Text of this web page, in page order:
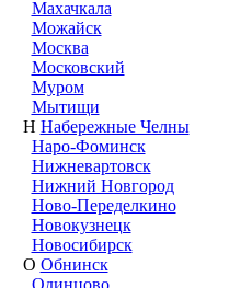
Махачкала
Можайск
Москва
Московский
Муром
Мытищи
Н Набережные Челны
Наро-Фоминск
Нижневартовск
Нижний Новгород
Ново-Переделкино
Новокузнецк
Новосибирск
О Обнинск
Одинцово